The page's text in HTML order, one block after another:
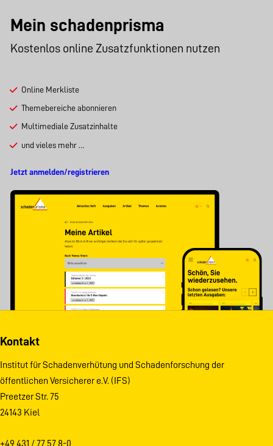
Mein schadenprisma
Kostenlos online Zusatzfunktionen nutzen
Online Merkliste
Themebereiche abonnieren
Multimediale Zusatzinhalte
und vieles mehr …
Jetzt anmelden/registrieren
Kontakt
Institut für Schadenverhütung und Schadenforschung der
öffentlichen Versicherer e.V. (IFS)
Preetzer Str. 75
24143 Kiel
+49 431 / 77 57 8-0